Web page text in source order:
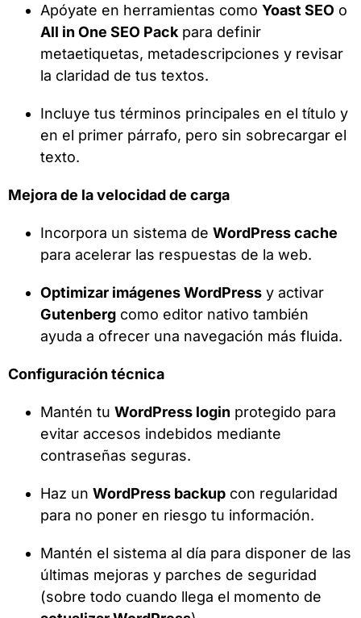
Apóyate en herramientas como Yoast SEO o
All in One SEO Pack para definir
metaetiquetas, metadescripciones y revisar
la claridad de tus textos.
Incluye tus términos principales en el título y
en el primer párrafo, pero sin sobrecargar el
texto.
Mejora de la velocidad de carga
Incorpora un sistema de WordPress cache
para acelerar las respuestas de la web.
Optimizar imágenes WordPress y activar
Gutenberg como editor nativo también
ayuda a ofrecer una navegación más fluida.
Configuración técnica
Mantén tu WordPress login protegido para
evitar accesos indebidos mediante
contraseñas seguras.
Haz un WordPress backup con regularidad
para no poner en riesgo tu información.
Mantén el sistema al día para disponer de las
últimas mejoras y parches de seguridad
(sobre todo cuando llega el momento de